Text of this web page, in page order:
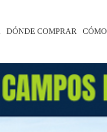
DÓNDE COMPRAR